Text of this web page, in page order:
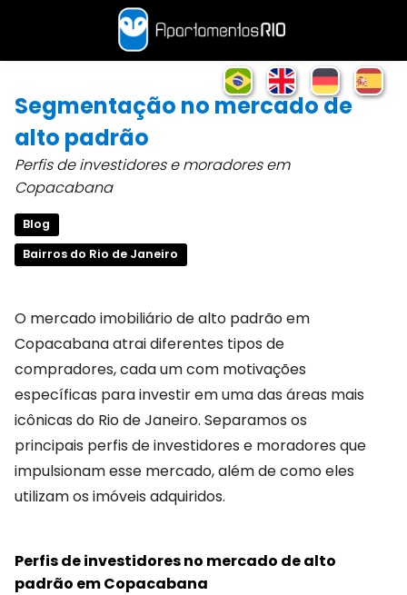
Segmentação no mercado de
alto padrão
Perfis de investidores e moradores em
Copacabana
Blog
Bairros do Rio de Janeiro
O mercado imobiliário de alto padrão em
Copacabana atrai diferentes tipos de
compradores, cada um com motivações
específicas para investir em uma das áreas mais
icônicas do Rio de Janeiro. Separamos os
principais perfis de investidores e moradores que
impulsionam esse mercado, além de como eles
utilizam os imóveis adquiridos.
Perfis de investidores no mercado de alto
padrão em Copacabana